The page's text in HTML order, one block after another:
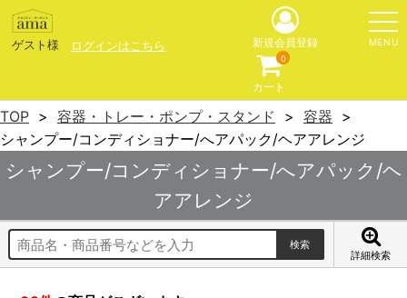
ゲスト様 ログインはこちら MENU
新規会員登録
カート
0
TOP 容器・トレー・ポンプ・スタンド
容器
シャンプー/コンディショナー/へアパック/ヘアアレンジ
シャンプー/コンディショナー/へアパック/ヘ
アアレンジ
詳細検索